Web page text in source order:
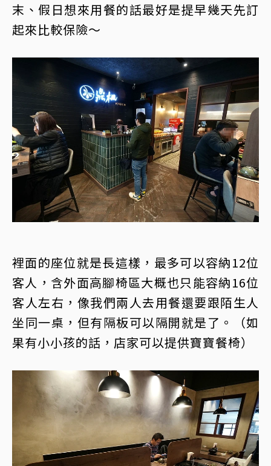
末、假日想來用餐的話最好是提早幾天先訂
起來比較保險～
裡面的座位就是長這樣，最多可以容納12位
客人，含外面高腳椅區大概也只能容納16位
客人左右，像我們兩人去用餐還要跟陌生人
坐同一桌，但有隔板可以隔開就是了。（如
果有小小孩的話，店家可以提供寶寶餐椅）